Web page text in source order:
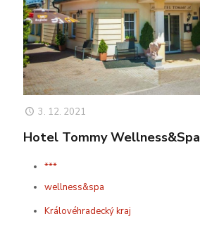
3. 12. 2021
Hotel Tommy Wellness&Spa
***
wellness&spa
Královéhradecký kraj